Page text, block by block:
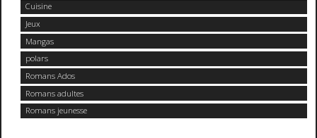
Cuisine
Jeux
Mangas
polars
Romans Ados
Romans adultes
Romans jeunesse